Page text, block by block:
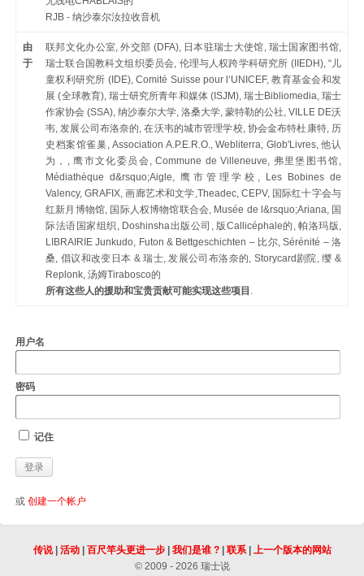
RJB - 纳沙泰尔汝拉收音机
由
于
联邦文化办公室, 外交部 (DFA), 日本驻瑞士大使馆, 瑞士国家图书馆,
瑞士联合国教科文组织委员会, 伦理与人权跨学科研究所 (IIEDH), “儿
童权利研究所 (IDE), Comité Suisse pour l‘UNICEF, 教育基金会和发
展 (全球教育), 瑞士研究所青年和媒体 (ISJM), 瑞士Bibliomedia, 瑞士
作家协会 (SSA), 纳沙泰尔大学, 洛桑大学, 蒙特勒的公社, VILLE DE沃
韦, 发展公司布洛奈的, 在沃韦的城市管理学校, 协会金布特杜康特, 历
史档案馆雀巢, Association A.P.E.R.O., Webliterra, Glob'Livres, 他认
为，, 鹰市文化委员会, Commune de Villeneuve, 弗里堡图书馆,
Médiathèque d&rsquo;Aigle, 鹰市管理学校, Les Bobines de
Valency, GRAFIX, 画廊艺术和文学,Theadec, CEPV, 国际红十字会与
红新月博物馆, 国际人权博物馆联合会, Musée de l&rsquo;Ariana, 国
际法语国家组织, Doshinsha出版公司, 版Callicéphale的, 帕洛玛版,
LIBRAIRIE Junkudo, Futon & Bettgeschichten – 比尔, Sérénité – 洛
桑, 倡议和改变日本 & 瑞士, 发展公司布洛奈的, Storycard剧院, 缨 &
Replonk, 汤姆Tirabosco的
所有这些人的援助和宝贵贡献可能实现这些项目 .
用户名
密码
记住
或 创建一个帐户
传说| 活动| 百尺竿头更进一步| 我们是谁 ?| 联系| 上一个版本的网站
© 2009 - 2026 瑞士说